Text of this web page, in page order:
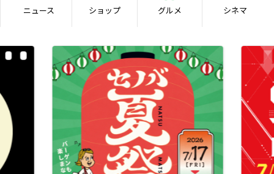
ニュース ショップ グルメ シネマ